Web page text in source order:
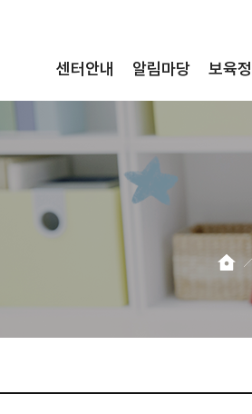
센터안내 알림마당 보육